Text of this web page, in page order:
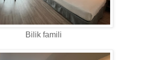
Bilik famili